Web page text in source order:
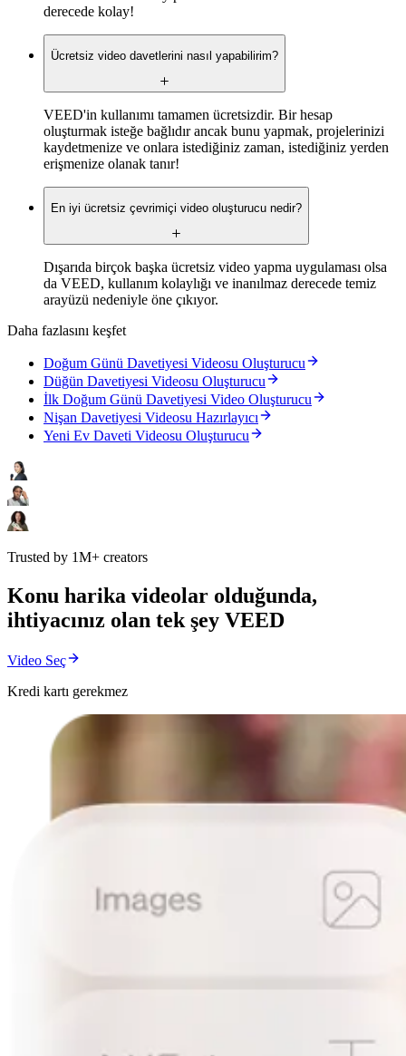
derecede kolay!
Ücretsiz video davetlerini nasıl yapabilirim?
VEED'in kullanımı tamamen ücretsizdir. Bir hesap
oluşturmak isteğe bağlıdır ancak bunu yapmak, projelerinizi
kaydetmenize ve onlara istediğiniz zaman, istediğiniz yerden
erişmenize olanak tanır!
En iyi ücretsiz çevrimiçi video oluşturucu nedir?
Dışarıda birçok başka ücretsiz video yapma uygulaması olsa
da VEED, kullanım kolaylığı ve inanılmaz derecede temiz
arayüzü nedeniyle öne çıkıyor.
Daha fazlasını keşfet
Doğum Günü Davetiyesi Videosu Oluşturucu
Düğün Davetiyesi Videosu Oluşturucu
İlk Doğum Günü Davetiyesi Video Oluşturucu
Nişan Davetiyesi Videosu Hazırlayıcı
Yeni Ev Daveti Videosu Oluşturucu
Trusted by 1M+ creators
Konu harika videolar olduğunda,
ihtiyacınız olan tek şey VEED
Video Seç
Kredi kartı gerekmez